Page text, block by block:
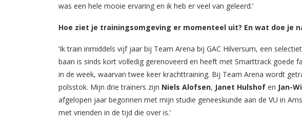
was een hele mooie ervaring en ik heb er veel van geleerd.’
Hoe ziet je trainingsomgeving er momenteel uit? En wat doe je
‘Ik train inmiddels vijf jaar bij Team Arena bij GAC Hilversum, een
baan is sinds kort volledig gerenoveerd en heeft met Smarttrack goede
in de week, waarvan twee keer krachttraining. Bij Team Arena wordt
polsstok. Mijn drie trainers zijn Niels Alofsen, Janet Hulshof en Jan-
afgelopen jaar begonnen met mijn studie geneeskunde aan de VU in
met vrienden in de tijd die over is.’